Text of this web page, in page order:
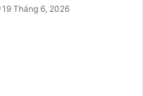
19 Tháng 6, 2026